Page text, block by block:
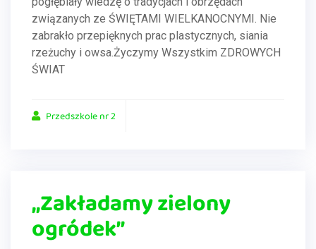
związanych ze ŚWIĘTAMI WIELKANOCNYMI. Nie
zabrakło przepięknych prac plastycznych, siania
rzeżuchy i owsa.Życzymy Wszystkim ZDROWYCH
ŚWIAT
Przedszkole nr 2
„Zakładamy zielony
ogródek”